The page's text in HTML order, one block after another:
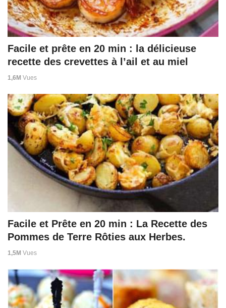
Facile et prête en 20 min : la délicieuse
recette des crevettes à l’ail et au miel
1,6M Vues
Facile et Prête en 20 min : La Recette des
Pommes de Terre Rôties aux Herbes.
1,5M Vues